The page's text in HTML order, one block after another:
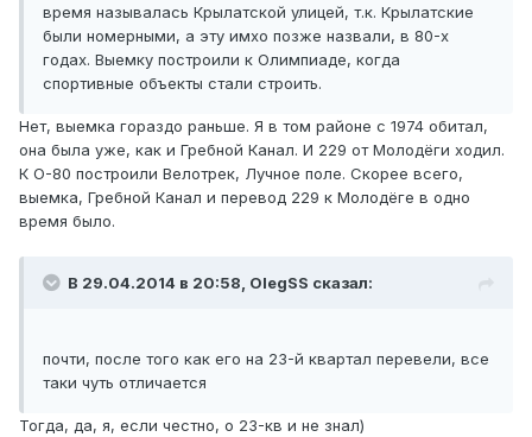
время называлась Крылатской улицей, т.к. Крылатские
были номерными, а эту имхо позже назвали, в 80-х
годах. Выемку построили к Олимпиаде, когда
спортивные объекты стали строить.
Нет, выемка гораздо раньше. Я в том районе с 1974 обитал,
она была уже, как и Гребной Канал. И 229 от Молодёги ходил.
К О-80 построили Велотрек, Лучное поле. Скорее всего,
выемка, Гребной Канал и перевод 229 к Молодёге в одно
время было.
В 29.04.2014 в 20:58, OlegSS сказал:
почти, после того как его на 23-й квартал перевели, все
таки чуть отличается
Тогда, да, я, если честно, о 23-кв и не знал)